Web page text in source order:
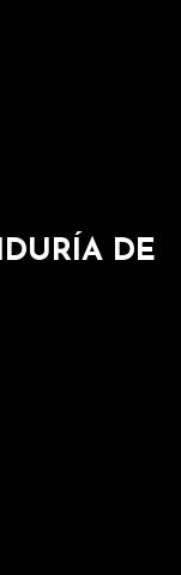
DE